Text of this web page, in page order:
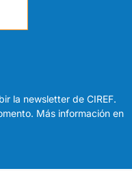
la newsletter de CIREF.
Más información en